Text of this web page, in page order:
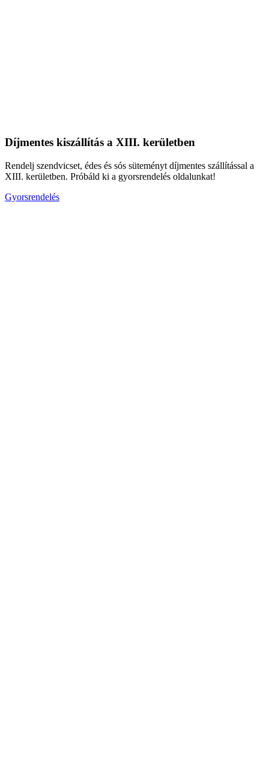
Díjmentes kiszállítás a XIII. kerületben
Rendelj szendvicset, édes és sós süteményt díjmentes szállítással a
XIII. kerületben. Próbáld ki a gyorsrendelés oldalunkat!
Gyorsrendelés